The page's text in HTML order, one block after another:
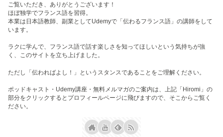
ご覧いただき、ありがとうございます！
ほぼ独学でフランス語を習得。
本業は日本語教師、副業としてUdemyで「伝わるフランス語」の講師をして
います。
ラクに学んで、フランス語で話す楽しさを知ってほしいという気持ちが強
く、このサイトを立ち上げました。
ただし「伝わればよし！」というスタンスであることをご理解ください。
ポッドキャスト・Udemy講座・無料メルマガのご案内は、上記「Hiromi」の
部分をクリックするとプロフィールページに飛びますので、そこからご覧く
ださい。